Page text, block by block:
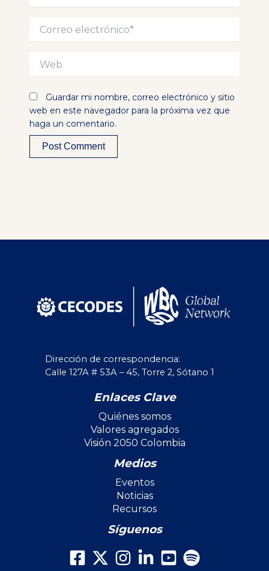
electrónico*
Guardar mi nombre, correo electrónico y sitio
web en este navegador para la próxima vez que
haga un comentario.
Dirección de correspondencia:
Calle 127A # 53A – 45, Torre 2, Sótano 1
Enlaces Clave
Quiénes somos
Valores agregados
Visión 2050 Colombia
Medios
Eventos
Noticias
Recursos
Síguenos